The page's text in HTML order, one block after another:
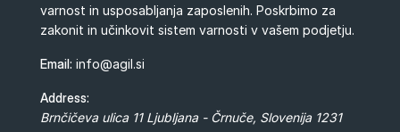
varnost in usposabljanja zaposlenih. Poskrbimo za
zakonit in učinkovit sistem varnosti v vašem podjetju.
Email: info@agil.si
Address:
Brnčičeva ulica 11 Ljubljana - Črnuče, Slovenija 1231